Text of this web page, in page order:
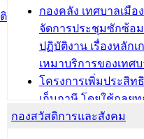
ประชาชนบุคคลประเ
ได้รับการเพิ่มชื่อในท
(ท.ร.14) กรณีคนไม่มี
อนุญาตให้มีถิ่นที่อยู่
ประชุมคณะกรรมการ
ควบคุมภายในของ ส
โรงเรียน/ศูนย์พัฒนาเ
กองคลัง เทศบาลเมือ
จัดการประชุมซักซ้อ
ปฏิบัติงาน เรื่องหลัก
เหมาบริการของเทศ
โครงการเพิ่มประสิท
เก็บภาษี โดยใช้กลยุ
พัฒนาการจัดเก็บราย
กองสวัสดิการและสังคม